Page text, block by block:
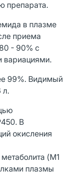
препарата.
в плазме
приема
- 90% с
вариациями.
99%. Видимый
л.
В
окисления
(M1
плазмы